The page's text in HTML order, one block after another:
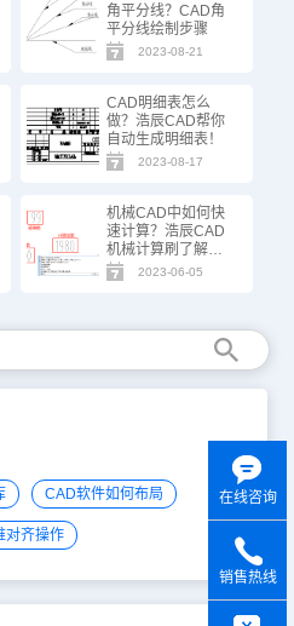
角平分线？CAD角
平分线绘制步骤
2023-08-21
CAD明细表怎么
做？浩辰CAD帮你
自动生成明细表！
2023-08-17
机械CAD中如何快
速计算？浩辰CAD
机械计算刷了解一
下
2023-06-05
CAD软件如何布局
对齐操作
在线咨询
销售热线